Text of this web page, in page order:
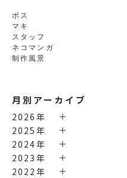
ボス
マキ
スタッフ
ネコマンガ
制作風景
月別アーカイブ
2026年
2025年
2024年
2023年
2022年